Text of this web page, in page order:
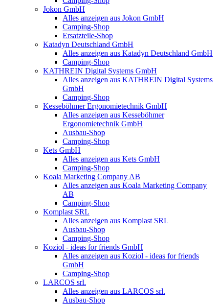
Jokon GmbH
Alles anzeigen aus Jokon GmbH
Camping-Shop
Ersatzteile-Shop
Katadyn Deutschland GmbH
Alles anzeigen aus Katadyn Deutschland GmbH
Camping-Shop
KATHREIN Digital Systems GmbH
Alles anzeigen aus KATHREIN Digital Systems
GmbH
Camping-Shop
Kesseböhmer Ergonomietechnik GmbH
Alles anzeigen aus Kesseböhmer
Ergonomietechnik GmbH
Ausbau-Shop
Camping-Shop
Kets GmbH
Alles anzeigen aus Kets GmbH
Camping-Shop
Koala Marketing Company AB
Alles anzeigen aus Koala Marketing Company
AB
Camping-Shop
Komplast SRL
Alles anzeigen aus Komplast SRL
Ausbau-Shop
Camping-Shop
Koziol - ideas for friends GmbH
Alles anzeigen aus Koziol - ideas for friends
GmbH
Camping-Shop
LARCOS srl.
Alles anzeigen aus LARCOS srl.
Ausbau-Shop